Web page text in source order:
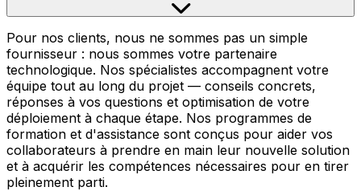
Pour nos clients, nous ne sommes pas un simple
fournisseur : nous sommes votre partenaire
technologique. Nos spécialistes accompagnent votre
équipe tout au long du projet — conseils concrets,
réponses à vos questions et optimisation de votre
déploiement à chaque étape. Nos programmes de
formation et d'assistance sont conçus pour aider vos
collaborateurs à prendre en main leur nouvelle solution
et à acquérir les compétences nécessaires pour en tirer
pleinement parti.